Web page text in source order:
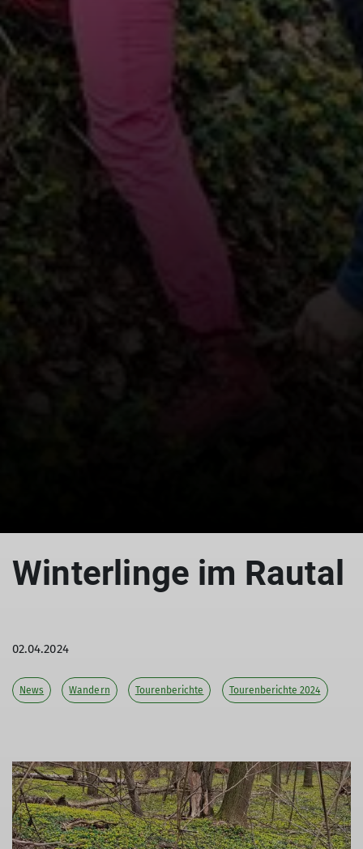
Winterlinge im Rautal
02.04.2024
News Wandern Tourenberichte Tourenberichte 2024